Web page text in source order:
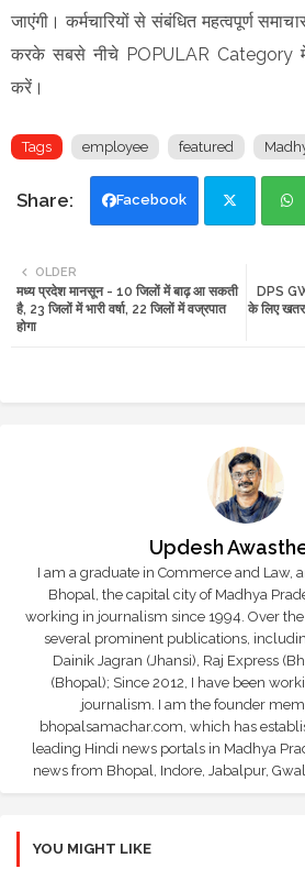
जाएंगी। कर्मचारियों से संबंधित महत्वपूर्ण
करके सबसे नीचे POPULAR Category
करें।
Tags employee featured
Facebook
tte ats
DPS
के लिए
OLDER
मध्य प्रदेश मानसून - 10 जिलों में बाढ़ आ सकती
है, 23 जिलों में भारी वर्षा, 22 जिलों में वज्रपात
होगा
Updesh
I am a graduate in Commerce and Law,
Bhopal, the capital city of Madhya
working in journalism since 1994. Over
several prominent publications,
Dainik Jagran (Jhansi), Raj Express
(Bhopal); Since 2012, I have been
journalism. I am the founder
bhopalsamachar.com, which has
leading Hindi news portals in Madhya
news from Bhopal, Indore, Jabalpur,
YOU MIGHT LIKE